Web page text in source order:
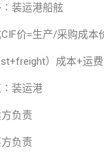
∶装运港船舷
价=生产/采购成本
）成本+运费
∶装运港
负责
负责